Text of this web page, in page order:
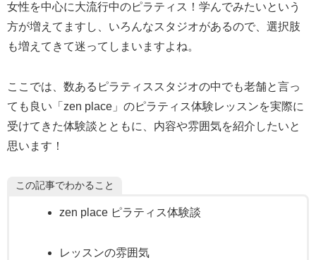
女性を中心に大流行中のピラティス！学んでみたいという
方が増えてますし、いろんなスタジオがあるので、選択肢
も増えてきて迷ってしまいますよね。
ここでは、数あるピラティススタジオの中でも老舗と言っ
ても良い「zen place」のピラティス体験レッスンを実際に
受けてきた体験談とともに、内容や雰囲気を紹介したいと
思います！
この記事でわかること
zen place ピラティス体験談
レッスンの雰囲気